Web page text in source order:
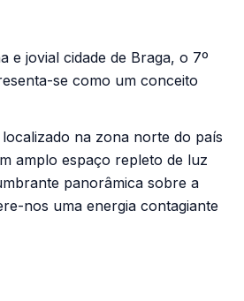
e jovial cidade de Braga, o 7º
se como um conceito
na zona norte do país
amplo espaço repleto de luz
panorâmica sobre a
nos uma energia contagiante